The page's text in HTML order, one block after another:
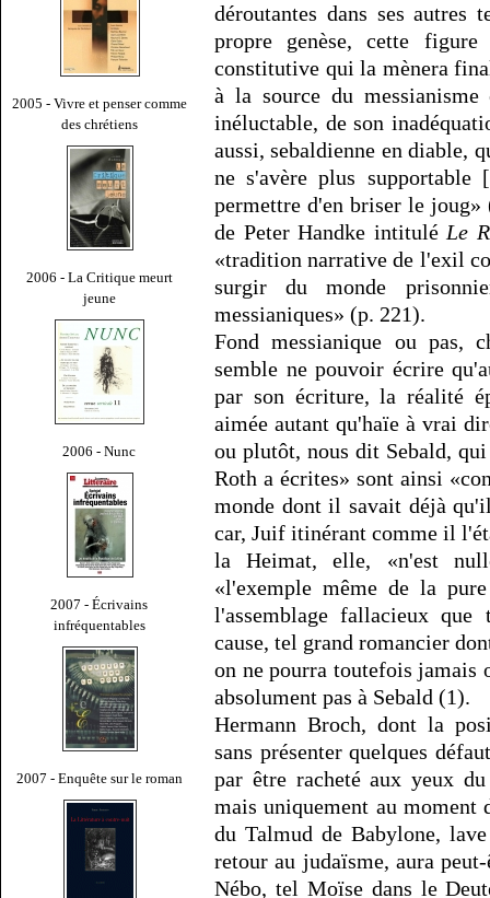
2005 - Vivre et penser comme
des chrétiens
2006 - La Critique meurt
jeune
2006 - Nunc
2007 - Écrivains
infréquentables
2007 - Enquête sur le roman
déroutantes dans ses autres
propre genèse, cette
constitutive qui la mènera
à la source du
inéluctable, de son
aussi, sebaldienne en diable,
ne s'avère plus supportable
permettre d'en briser le
de Peter Handke intitulé Le
«tradition narrative de l'exil
surgir du monde
messianiques» (p. 221).
Fond messianique ou pas,
semble ne pouvoir écrire
par son écriture, la réalité
aimée autant qu'haïe à vrai
ou plutôt, nous dit Sebald,
Roth a écrites» sont ainsi
monde dont il savait déjà
car, Juif itinérant comme il
la Heimat, elle, «n'est
«l'exemple même de la
l'assemblage fallacieux que
cause, tel grand romancier
on ne pourra toutefois jamais
absolument pas à Sebald (1).
Hermann Broch, dont la
sans présenter quelques
par être racheté aux yeux
mais uniquement au
du Talmud de Babylone,
retour au judaïsme, aura
Nébo, tel Moïse dans le